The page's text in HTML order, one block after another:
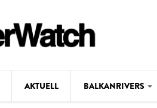
AKTUELL BALKANRIVERS